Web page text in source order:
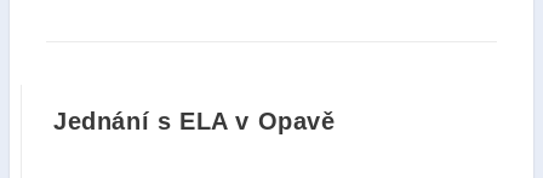
Jednání s ELA v Opavě